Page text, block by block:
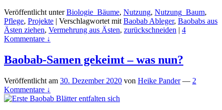
Veröffentlicht unter Biologie_Bäume, Nutzung, Nutzung_Baum,
Pflege, Projekte | Verschlagwortet mit Baobab Ableger, Baobabs aus
Ästen ziehen, Vermehrung aus Ästen, zurückschneiden | 4
Kommentare ↓
Baobab-Samen gekeimt – was nun?
Veröffentlicht am 30. Dezember 2020 von Heike Pander — 2
Kommentare ↓